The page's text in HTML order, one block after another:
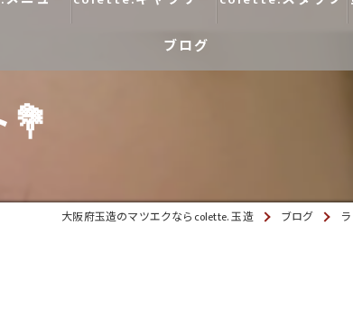
ブログ
大阪府玉造のマツエクならcolette. 玉造 ブログ